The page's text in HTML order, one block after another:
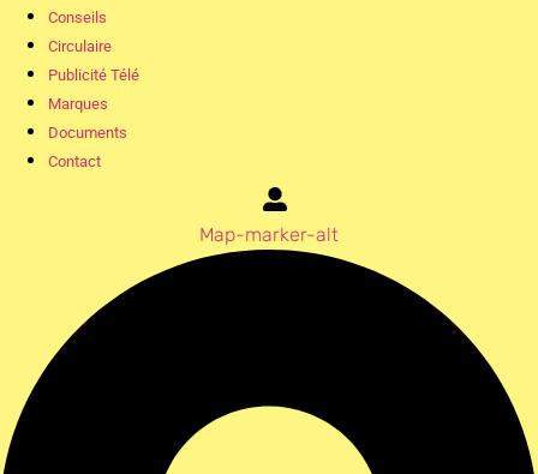
Conseils
Circulaire
Publicité Télé
Marques
Documents
Contact
Map-marker-alt